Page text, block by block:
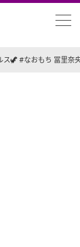
ス🦖 #なおもち 冨里奈